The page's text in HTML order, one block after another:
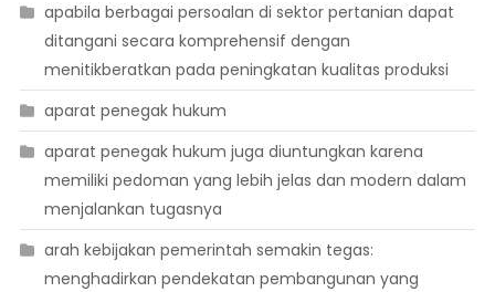
apabila berbagai persoalan di sektor pertanian dapat
ditangani secara komprehensif dengan
menitikberatkan pada peningkatan kualitas produksi
aparat penegak hukum
aparat penegak hukum juga diuntungkan karena
memiliki pedoman yang lebih jelas dan modern dalam
menjalankan tugasnya
arah kebijakan pemerintah semakin tegas:
menghadirkan pendekatan pembangunan yang